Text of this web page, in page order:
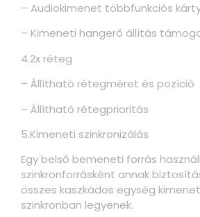
– Audiokimenet többfunkciós
– Kimeneti hangerő állítás
4.2x réteg
– Állítható rétegméret és pozíció
– Állítható rétegprioritás
5.Kimeneti szinkronizálás
Egy belső bemeneti forrás
szinkronforrásként annak
összes kaszkádos egység
szinkronban legyenek.